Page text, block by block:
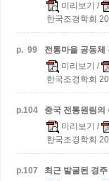
미리보기 /
한국조경학회
p. 99
전통마을 공동체
미리보기 /
한국조경학회
p.104
중국 전통원림의
미리보기 /
한국조경학회
p.107
최근 발굴된 경